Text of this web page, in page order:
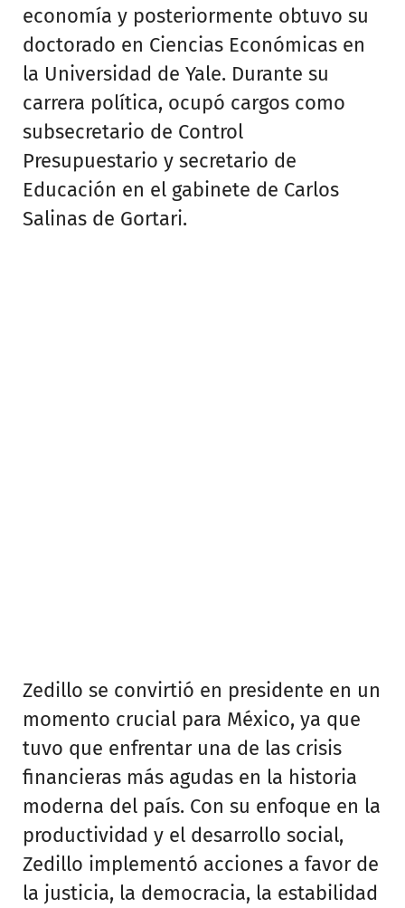
economía y posteriormente obtuvo su
doctorado en Ciencias Económicas en
la Universidad de Yale. Durante su
carrera política, ocupó cargos como
subsecretario de Control
Presupuestario y secretario de
Educación en el gabinete de Carlos
Salinas de Gortari.
Zedillo se convirtió en presidente en un
momento crucial para México, ya que
tuvo que enfrentar una de las crisis
financieras más agudas en la historia
moderna del país. Con su enfoque en la
productividad y el desarrollo social,
Zedillo implementó acciones a favor de
la justicia, la democracia, la estabilidad